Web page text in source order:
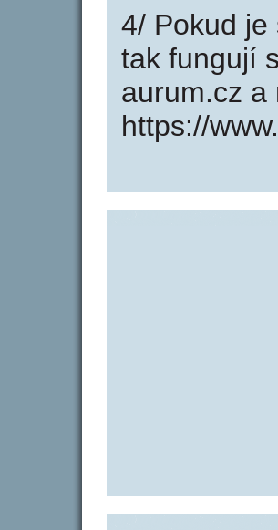
4/ Pokud je
tak fungují
aurum.cz a
https://